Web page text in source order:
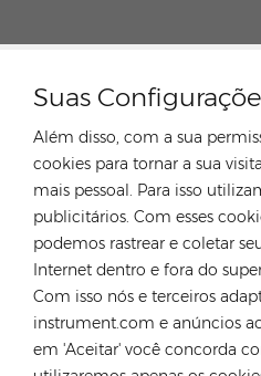
Suas
Além disso, com a sua
cookies para tornar a sua
mais pessoal. Para isso
publicitários. Com esses
podemos rastrear e coletar
Internet dentro e fora do
Com isso nós e terceiros
instrument.com e anúncios
em 'Aceitar' você concorda
CONTATE NOSSO
Alemanha
Tel :+49 176 55258880
E-mail :anna@rongstar.com
52457 Aldenhoven,
Hong Kong